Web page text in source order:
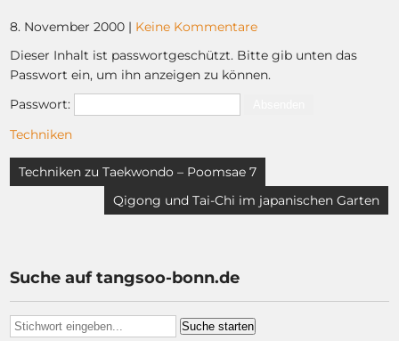
8. November 2000 | Keine Kommentare
Dieser Inhalt ist passwortgeschützt. Bitte gib unten das
Passwort ein, um ihn anzeigen zu können.
Passwort:
Techniken
Beitragsnavigation
Techniken zu Taekwondo – Poomsae 7
Qigong und Tai-Chi im japanischen Garten
Suche auf tangsoo-bonn.de